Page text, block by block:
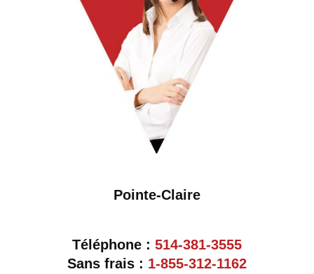
Pointe-Claire
Téléphone : 514-381-3555
Sans frais : 1-855-312-1162